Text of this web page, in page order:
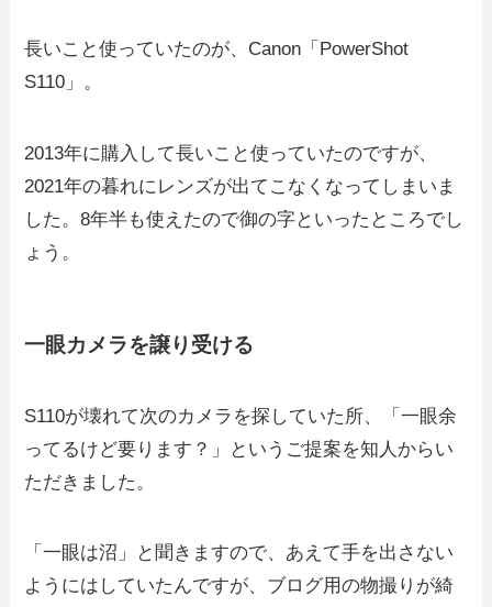
長いこと使っていたのが、Canon「PowerShot
S110」。
2013年に購入して長いこと使っていたのですが、
2021年の暮れにレンズが出てこなくなってしまいま
した。8年半も使えたので御の字といったところでし
ょう。
一眼カメラを譲り受ける
S110が壊れて次のカメラを探していた所、「一眼余
ってるけど要ります？」というご提案を知人からい
ただきました。
「一眼は沼」と聞きますので、あえて手を出さない
ようにはしていたんですが、ブログ用の物撮りが綺